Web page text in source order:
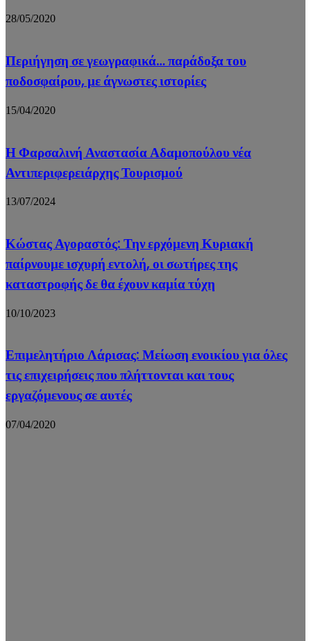
28/05/2020
Περιήγηση σε γεωγραφικά… παράδοξα του
ποδοσφαίρου, με άγνωστες ιστορίες
15/04/2020
Η Φαρσαλινή Αναστασία Αδαμοπούλου νέα
Αντιπεριφερειάρχης Τουρισμού
13/07/2024
Κώστας Αγοραστός: Την ερχόμενη Κυριακή
παίρνουμε ισχυρή εντολή, οι σωτήρες της
καταστροφής δε θα έχουν καμία τύχη
10/10/2023
Επιμελητήριο Λάρισας: Μείωση ενοικίου για όλες
τις επιχειρήσεις που πλήττονται και τους
εργαζόμενους σε αυτές
07/04/2020